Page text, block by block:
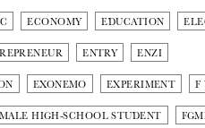
ECONOMY EDUCATION
ENTRY ENZI
EXONEMO EXPERIMENT F
HIGH-SCHOOL STUDENT